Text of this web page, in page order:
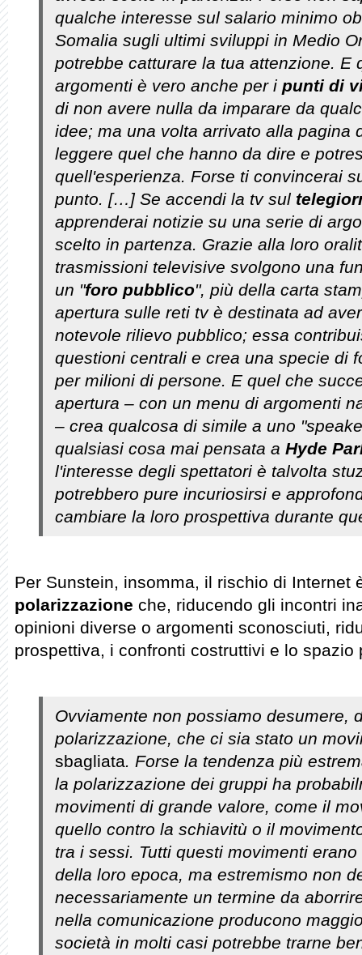
qualche interesse sul salario minimo
Somalia sugli ultimi sviluppi in Medio
potrebbe catturare la tua attenzione. E
argomenti è vero anche per i punti di
di non avere nulla da imparare da
idee; ma una volta arrivato alla pagina
leggere quel che hanno da dire e
quell'esperienza. Forse ti convincerai
punto. […] Se accendi la tv sul
apprenderai notizie su una serie di
scelto in partenza. Grazie alla loro
trasmissioni televisive svolgono una
un "foro pubblico", più della carta
apertura sulle reti tv è destinata ad
notevole rilievo pubblico; essa
questioni centrali e crea una specie di
per milioni di persone. E quel che
apertura – con un menu di argomenti
– crea qualcosa di simile a uno
qualsiasi cosa mai pensata a Hyde
l'interesse degli spettatori è talvolta
potrebbero pure incuriosirsi e
cambiare la loro prospettiva durante
Per Sunstein, insomma, il rischio di Internet
polarizzazione che, riducendo gli incontri
opinioni diverse o argomenti sconosciuti,
prospettiva, i confronti costruttivi e lo spazio
Ovviamente non possiamo desumere,
polarizzazione, che ci sia stato un
sbagliata. Forse la tendenza più
la polarizzazione dei gruppi ha
movimenti di grande valore, come il
quello contro la schiavitù o il
tra i sessi. Tutti questi movimenti
della loro epoca, ma estremismo non
necessariamente un termine da
nella comunicazione producono
società in molti casi potrebbe trarne